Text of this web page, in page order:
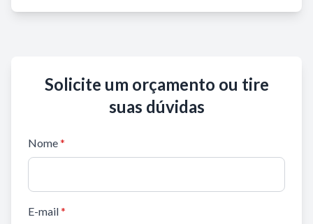
Solicite um orçamento ou tire
suas dúvidas
Nome*
E-mail*